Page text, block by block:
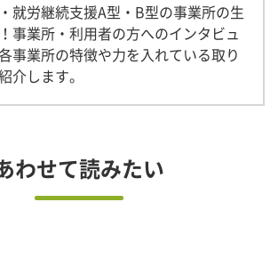
就労継続支援A型・B型の事業所の生
事業所・利用者の方へのインタビュ
事業所の特徴や力を入れている取り
介します。
わせて読みたい